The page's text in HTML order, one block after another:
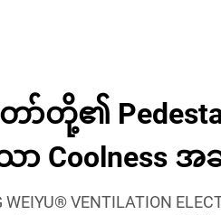
ာ်တို့၏ Pedestal
Coolness အ
WEIYU® VENTILATION